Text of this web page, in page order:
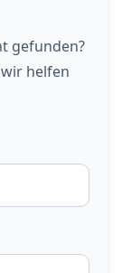
gefunden?
helfen